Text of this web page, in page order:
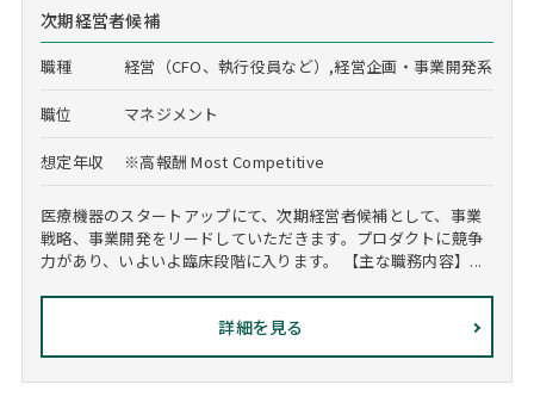
次期経営者候補
職種 経営（CFO、執行役員など）,経営企画・事業開発系
職位 マネジメント
想定年収 ※高報酬 Most Competitive
医療機器のスタートアップにて、次期経営者候補として、事業
戦略、事業開発をリードしていただきます。プロダクトに競争
力があり、いよいよ臨床段階に入ります。 【主な職務内容】...
詳細を見る